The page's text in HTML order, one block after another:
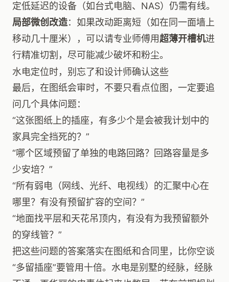
定低延迟的设备（如台式电脑、NAS）仍需有线。
局部微创改造：如果改动距离短（如在同一面墙上
移动几十厘米），可以请专业师傅用超薄开槽机进
行精准切割，尽可能减少破坏和粉尘。
水电定位时，别忘了和设计师确认这些
最后，在图纸会审时，不要只看点位图，一定要追
问几个具体问题：
“这张图纸上的插座，有多少个是会被我计划中的
家具完全挡死的？”
“哪个区域预留了单独的电路回路？回路容量是多
少安培？”
“所有弱电（网线、光纤、电视线）的汇聚中心在
哪里？有没有预留扩容的空间？”
“地面找平层和天花吊顶内，有没有为我预留额外
的穿线管？”
把这些问题的答案落实在图纸和合同里，比你空谈
“多留插座”要管用十倍。水电是别墅的经脉，经脉